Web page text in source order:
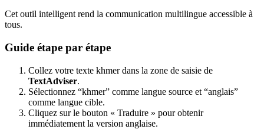
Cet outil intelligent rend la communication multilingue accessible à
tous.
Guide étape par étape
Collez votre texte khmer dans la zone de saisie de
TextAdviser.
Sélectionnez “khmer” comme langue source et “anglais”
comme langue cible.
Cliquez sur le bouton « Traduire » pour obtenir
immédiatement la version anglaise.